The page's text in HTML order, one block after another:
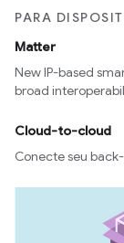
PARA
Matter
New IP-based
broad
Cloud-to-cloud
Conecte seu